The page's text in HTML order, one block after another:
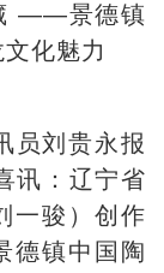
——景德镇
化魅力
刘贵永报
讯：辽宁省
一骏）创作
德镇中国陶